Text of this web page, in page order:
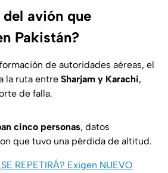
del avión que
Pakistán?
de autoridades aéreas, el
la ruta entre Sharjam y Karachi,
de falla.
cinco personas, datos
que tuvo una pérdida de altitud.
REPETIRÁ? Exigen NUEVO